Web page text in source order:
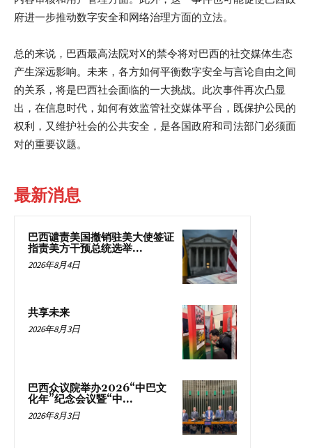
府进一步推动数字安全和网络治理方面的立法。
总的来说，巴西最高法院对X的禁令将对巴西的社交媒体生态
产生深远影响。未来，各方如何平衡数字安全与言论自由之间
的关系，将是巴西社会面临的一大挑战。此次事件再次凸显
出，在信息时代，如何有效监管社交媒体平台，既保护公民的
权利，又维护社会的公共安全，是各国政府和司法部门必须面
对的重要议题。
最新消息
巴西谴责美国撤销驻美大使签证
指责美方干预总统选举...
2026年8月4日
共享未来
2026年8月3日
巴西众议院举办2026“中巴文
化年”纪念会议暨“中...
2026年8月3日